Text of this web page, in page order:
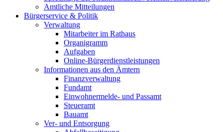
Amtliche Mitteilungen
Bürgerservice & Politik
Verwaltung
Mitarbeiter im Rathaus
Organigramm
Aufgaben
Online-Bürgerdienstleistungen
Informationen aus den Ämtern
Finanzverwaltung
Fundamt
Einwohnermelde- und Passamt
Steueramt
Bauamt
Ver- und Entsorgung